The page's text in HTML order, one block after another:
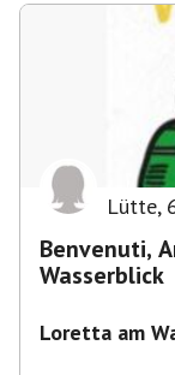
Lütte,
Benvenuti, Amici
Wasserblick
Loretta am